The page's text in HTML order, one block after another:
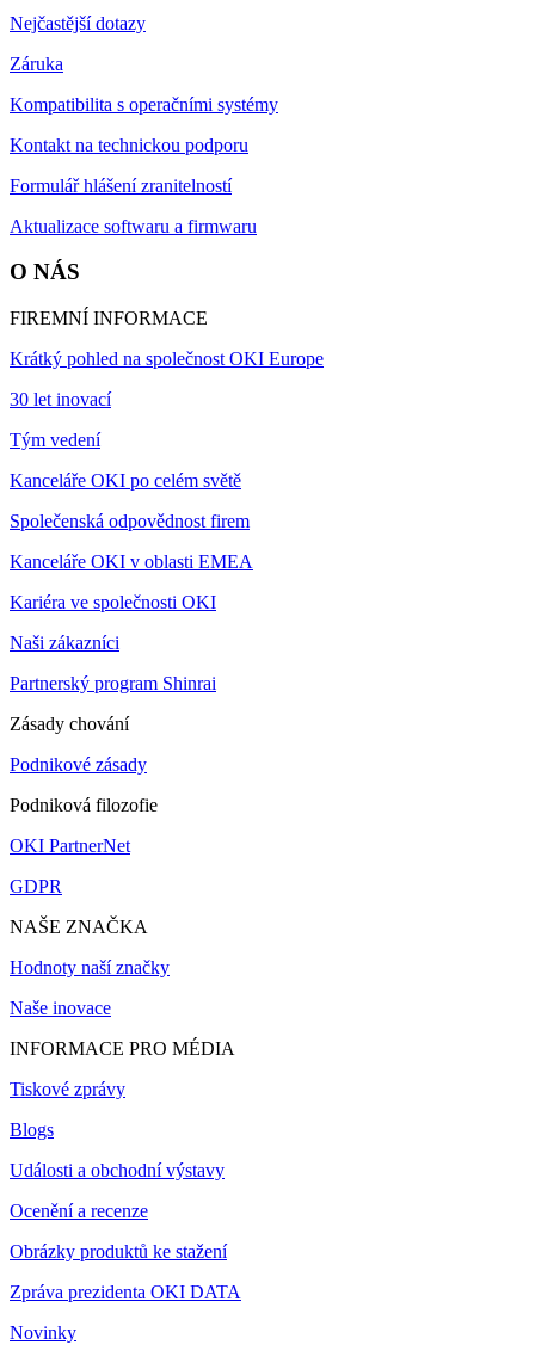
Nejčastější dotazy
Záruka
Kompatibilita s operačními systémy
Kontakt na technickou podporu
Formulář hlášení zranitelností
Aktualizace softwaru a firmwaru
O NÁS
FIREMNÍ INFORMACE
Krátký pohled na společnost OKI Europe
30 let inovací
Tým vedení
Kanceláře OKI po celém světě
Společenská odpovědnost firem
Kanceláře OKI v oblasti EMEA
Kariéra ve společnosti OKI
Naši zákazníci
Partnerský program Shinrai
Zásady chování
Podnikové zásady
Podniková filozofie
OKI PartnerNet
GDPR
NAŠE ZNAČKA
Hodnoty naší značky
Naše inovace
INFORMACE PRO MÉDIA
Tiskové zprávy
Blogs
Události a obchodní výstavy
Ocenění a recenze
Obrázky produktů ke stažení
Zpráva prezidenta OKI DATA
Novinky